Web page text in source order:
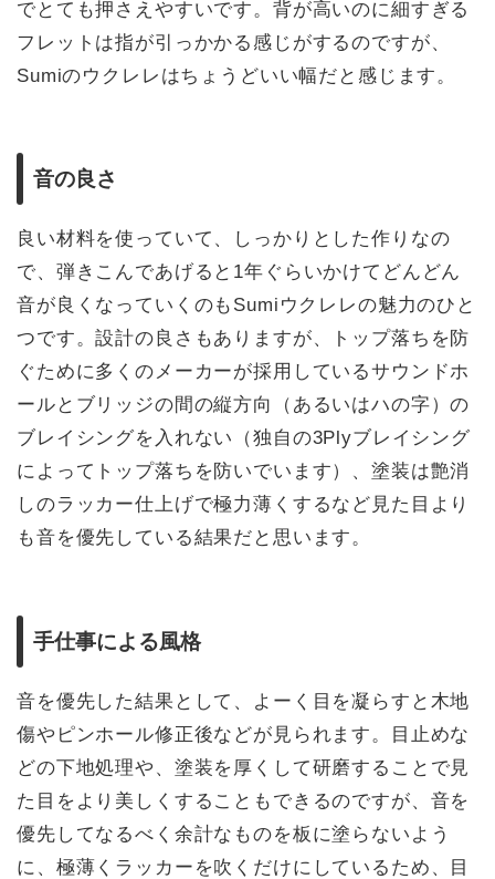
でとても押さえやすいです。背が高いのに細すぎる
フレットは指が引っかかる感じがするのですが、
Sumiのウクレレはちょうどいい幅だと感じます。
音の良さ
良い材料を使っていて、しっかりとした作りなの
で、弾きこんであげると1年ぐらいかけてどんどん
音が良くなっていくのもSumiウクレレの魅力のひと
つです。設計の良さもありますが、トップ落ちを防
ぐために多くのメーカーが採用しているサウンドホ
ールとブリッジの間の縦方向（あるいはハの字）の
ブレイシングを入れない（独自の3Plyブレイシング
によってトップ落ちを防いでいます）、塗装は艶消
しのラッカー仕上げで極力薄くするなど見た目より
も音を優先している結果だと思います。
手仕事による風格
音を優先した結果として、よーく目を凝らすと木地
傷やピンホール修正後などが見られます。目止めな
どの下地処理や、塗装を厚くして研磨することで見
た目をより美しくすることもできるのですが、音を
優先してなるべく余計なものを板に塗らないよう
に、極薄くラッカーを吹くだけにしているため、目